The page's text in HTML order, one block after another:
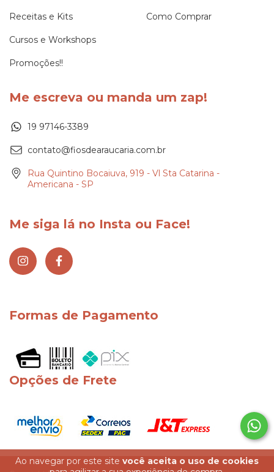
Ao navegar por este site você aceita o uso de cookies
Receitas e Kits
Cursos e Workshops
Promoções!!
Como Comprar
Me escreva ou manda um zap!
19 97146-3389
contato@fiosdearaucaria.com.br
Rua Quintino Bocaiuva, 919 - Vl Sta Catarina -
Americana - SP
Me siga lá no Insta ou Face!
Formas de Pagamento
Opções de Frete